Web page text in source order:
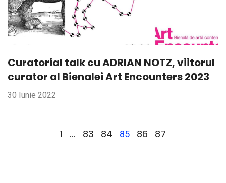
Curatorial talk cu ADRIAN NOTZ, viitorul
curator al Bienalei Art Encounters 2023
30 Iunie 2022
1 … 83 84 85 86 87